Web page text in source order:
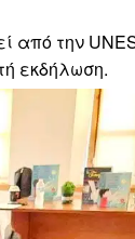
από την
εκδήλωση.